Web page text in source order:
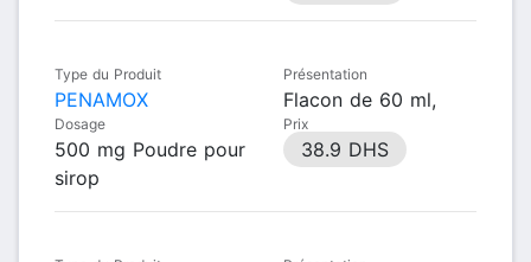
Type du Produit
PENAMOX
Présentation
Flacon de 60 ml,
Dosage
500 mg Poudre pour
sirop
Prix
38.9 DHS